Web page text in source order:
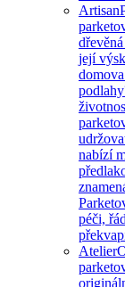
Artisan
její
nabízí
péči,
Atelier